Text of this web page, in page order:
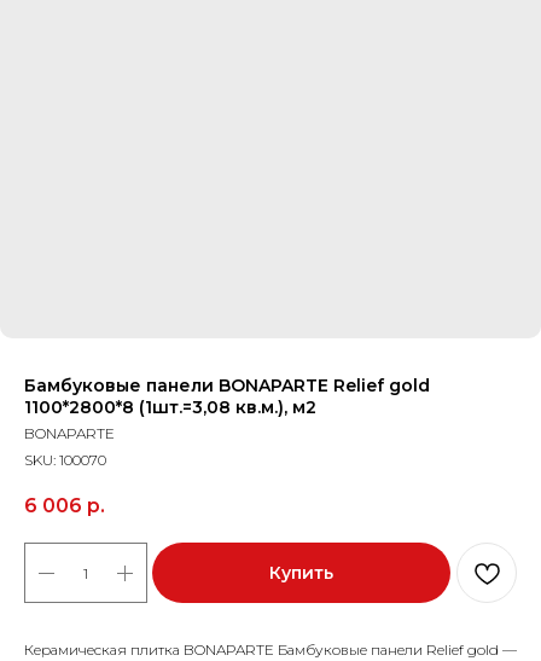
Бамбуковые панели BONAPARTE Relief gold
1100*2800*8 (1шт.=3,08 кв.м.), м2
BONAPARTE
SKU: 100070
6 006 р.
Купить
Керамическая плитка BONAPARTE Бамбуковые панели Relief gold —